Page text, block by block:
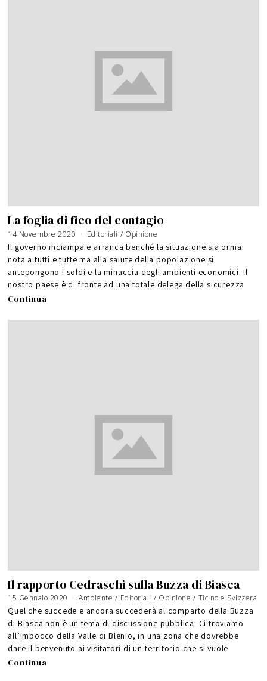
La foglia di fico del contagio
14 Novembre 2020 Editoriali / Opinione
Il governo inciampa e arranca benché la situazione sia ormai
nota a tutti e tutte ma alla salute della popolazione si
antepongono i soldi e la minaccia degli ambienti economici. Il
nostro paese è di fronte ad una totale delega della sicurezza
Continua
Il rapporto Cedraschi sulla Buzza di Biasca
15 Gennaio 2020 Ambiente / Editoriali / Opinione / Ticino e Svizzera
Quel che succede e ancora succederà al comparto della Buzza
di Biasca non è un tema di discussione pubblica. Ci troviamo
all’imbocco della Valle di Blenio, in una zona che dovrebbe
dare il benvenuto ai visitatori di un territorio che si vuole
Continua